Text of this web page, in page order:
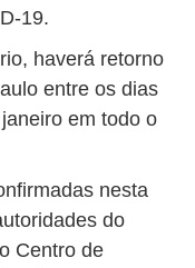
19.
haverá retorno
entre os dias
em todo o
nesta
do
Centro de